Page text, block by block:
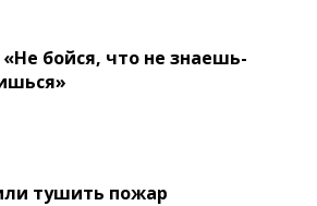
бойся, что не знаешь-
тушить пожар